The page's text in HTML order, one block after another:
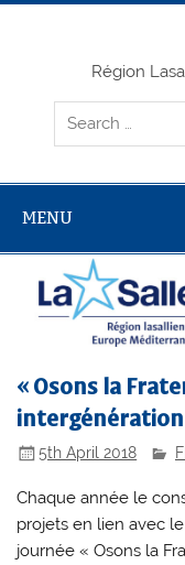
Skip
Région
MENU
« Osons la
5th April 2018
Chaque année le
projets en lien avec
journée « Osons la